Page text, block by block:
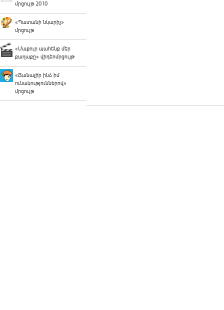
մրցույթ 2010
«Պատանի նկարիչ»
մրցույթ
«Մաքուր պահենք մեր
քաղաքը» վիդեոմրցույթ
«Ճանաչի՛ր ինձ իմ
ունակություններով»
մրցույթ